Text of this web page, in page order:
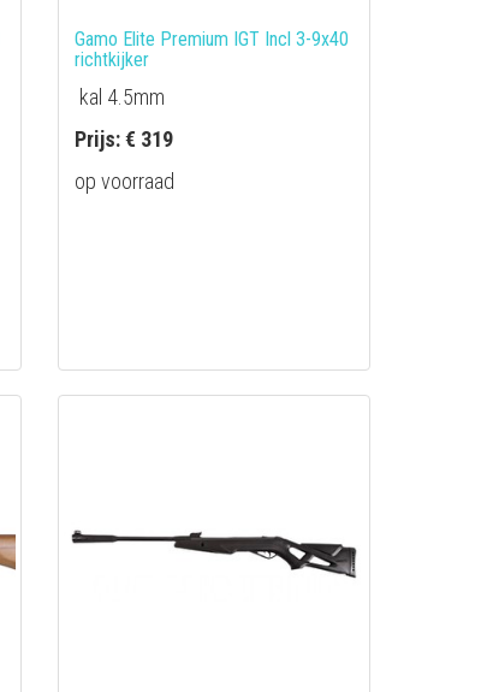
Gamo Elite Premium IGT Incl 3-9x40
richtkijker
kal 4.5mm
Prijs: € 319
op voorraad